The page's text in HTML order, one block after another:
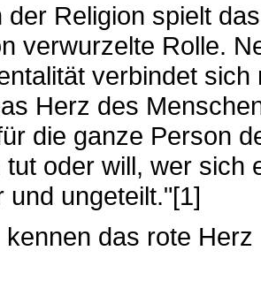
der Religion spielt
verwurzelte Rolle.
verbindet sich
Herz des
die ganze Person
tut oder will, wer sich
und ungeteilt."[1]
kennen das rote